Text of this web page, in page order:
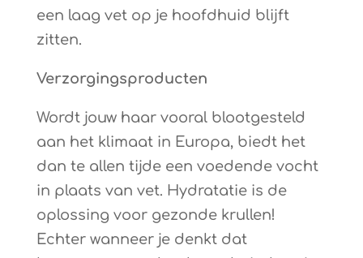
een laag vet op je hoofdhuid blijft
zitten.
Verzorgingsproducten
Wordt jouw haar vooral blootgesteld
aan het klimaat in Europa, biedt het
dan te allen tijde een voedende vocht
in plaats van vet. Hydratatie is de
oplossing voor gezonde krullen!
Echter wanneer je denkt dat